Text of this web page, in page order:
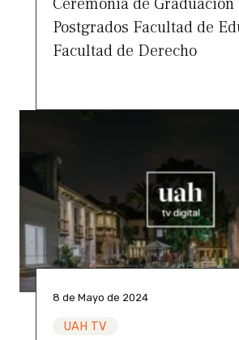
Postgrados Facultad de
Facultad de Derecho
8 de Mayo de 2024
UAH TV